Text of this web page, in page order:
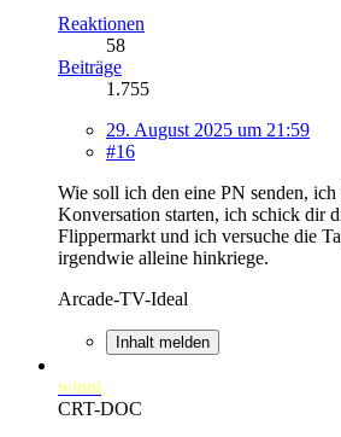
Reaktionen
58
Beiträge
1.755
29. August 2025 um 21:59
#16
Wie soll ich den eine PN senden,
Konversation starten, ich schick dir
Flippermarkt und ich versuche die
irgendwie alleine hinkriege.
Arcade-TV-Ideal
Inhalt melden
winni
CRT-DOC